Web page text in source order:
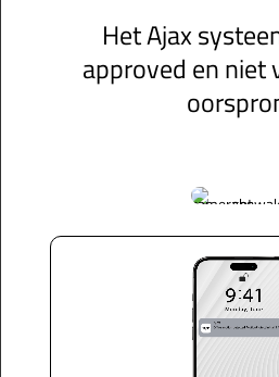
Het Ajax
approved en niet